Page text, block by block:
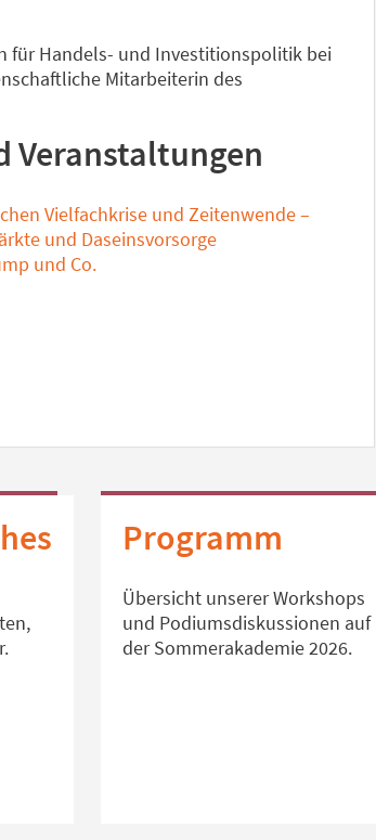
für Handels- und Investitionspolitik bei
Mitarbeiterin des
Veranstaltungen
Vielfachkrise und Zeitenwende –
und Daseinsvorsorge
und Co.
Programm
Übersicht unserer Workshops
und Podiumsdiskussionen auf
der Sommerakademie 2026.